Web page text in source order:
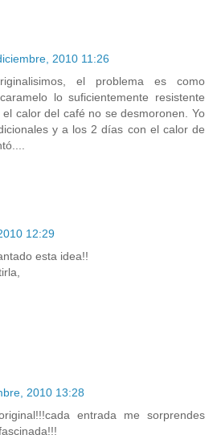
2010 11:26
el problema es como
lo suficientemente resistente
calor del café no se desmoronen. Yo
y a los 2 días con el calor de
12:29
esta idea!!
2010 13:28
entrada me sorprendes